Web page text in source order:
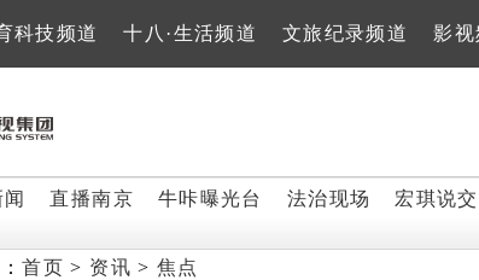
科技频道 十八·生活频道 文旅纪录频道 影视
直播南京 牛咔曝光台 法治现场 宏琪说
首页 > 资讯 >焦点